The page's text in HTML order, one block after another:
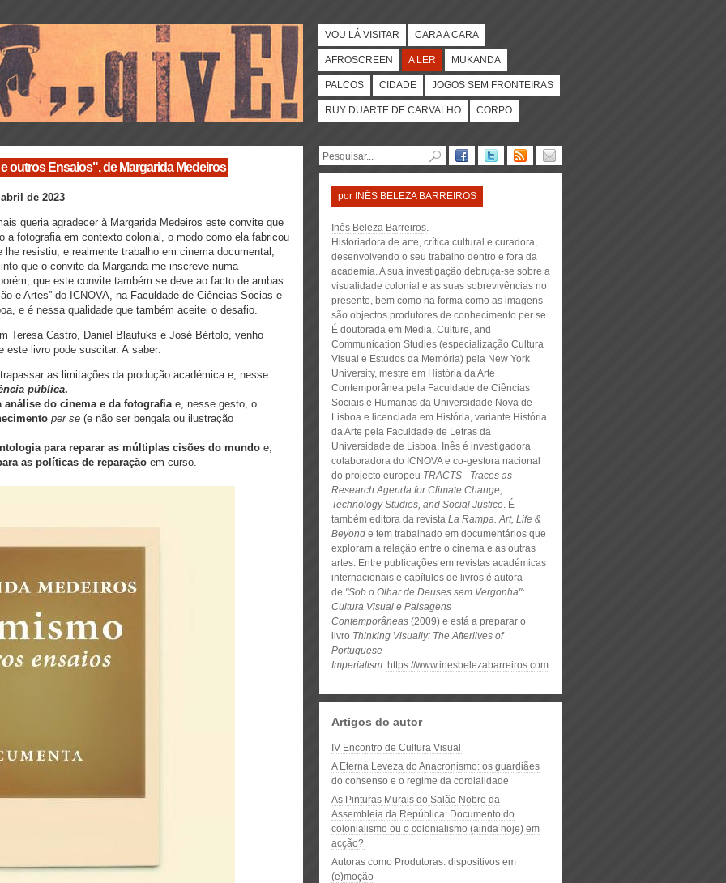
VOU LÁ VISITAR CARA A CARA
AFROSCREEN A LER MUKANDA
PALCOS CIDADE JOGOS SEM FRONTEIRAS
RUY DUARTE DE CARVALHO CORPO
outros Ensaios", de Margarida Medeiros
de 2023
queria agradecer à Margarida Medeiros este convite que
a fotografia em contexto colonial, o modo como ela fabricou
lhe resistiu, e realmente trabalho em cinema documental,
que o convite da Margarida me inscreve numa
que este convite também se deve ao facto de ambas
e Artes” do ICNOVA, na Faculdade de Ciências Socias e
e é nessa qualidade que também aceitei o desafio.
Teresa Castro, Daniel Blaufuks e José Bértolo, venho
este livro pode suscitar. A saber:
as limitações da produção académica e, nesse
pública.
análise do cinema e da fotografiae, nesse gesto, o
per se (e não ser bengala ou ilustração
para reparar as múltiplas cisões do mundo e,
as políticas de reparação em curso.
por INÊS BELEZA BARREIROS
Inês Beleza Barreiros.
Historiadora de arte, crítica cultural e curadora,
desenvolvendo o seu trabalho dentro e fora da
academia. A sua investigação debruça-se sobre a
visualidade colonial e as suas sobrevivências no
presente, bem como na forma como as imagens
são objectos produtores de conhecimento per se.
É doutorada em Media, Culture, and
Communication Studies (especialização Cultura
Visual e Estudos da Memória) pela New York
University, mestre em História da Arte
Contemporânea pela Faculdade de Ciências
Sociais e Humanas da Universidade Nova de
Lisboa e licenciada em História, variante História
da Arte pela Faculdade de Letras da
Universidade de Lisboa. Inês é investigadora
colaboradora do ICNOVA e co-gestora nacional
do projecto europeu TRACTS - Traces as
Research Agenda for Climate Change,
Technology Studies, and Social Justice. É
também editora da revista La Rampa. Art, Life &
Beyond e tem trabalhado em documentários que
exploram a relação entre o cinema e as outras
artes. Entre publicações em revistas académicas
internacionais e capítulos de livros é autora
de "Sob o Olhar de Deuses sem Vergonha":
Cultura Visual e Paisagens
Contemporâneas (2009) e está a preparar o
livro Thinking Visually: The Afterlives of
Portuguese
Imperialism. https://www.inesbelezabarreiros.com
Artigos do autor
IV Encontro de Cultura Visual
A Eterna Leveza do Anacronismo: os guardiães
do consenso e o regime da cordialidade
As Pinturas Murais do Salão Nobre da
Assembleia da República: Documento do
colonialismo ou o colonialismo (ainda hoje) em
acção?
Autoras como Produtoras: dispositivos em
(e)moção